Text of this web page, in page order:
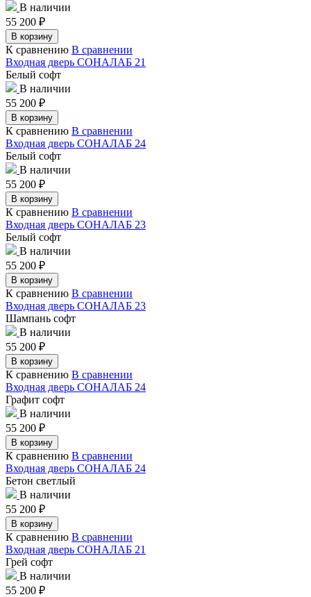
В наличии
55 200 ₽
В корзину
К сравнению В сравнении
Входная дверь СОНАЛАБ 21
Белый софт
В наличии
55 200 ₽
В корзину
К сравнению В сравнении
Входная дверь СОНАЛАБ 24
Белый софт
В наличии
55 200 ₽
В корзину
К сравнению В сравнении
Входная дверь СОНАЛАБ 23
Белый софт
В наличии
55 200 ₽
В корзину
К сравнению В сравнении
Входная дверь СОНАЛАБ 23
Шампань софт
В наличии
55 200 ₽
В корзину
К сравнению В сравнении
Входная дверь СОНАЛАБ 24
Графит софт
В наличии
55 200 ₽
В корзину
К сравнению В сравнении
Входная дверь СОНАЛАБ 24
Бетон светлый
В наличии
55 200 ₽
В корзину
К сравнению В сравнении
Входная дверь СОНАЛАБ 21
Грей софт
В наличии
55 200 ₽